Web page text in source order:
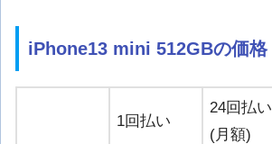
iPhone13 mini 512GBの価格
1回払い
24回払い
(月額)